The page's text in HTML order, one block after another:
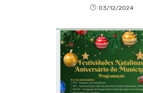
03/12/2024